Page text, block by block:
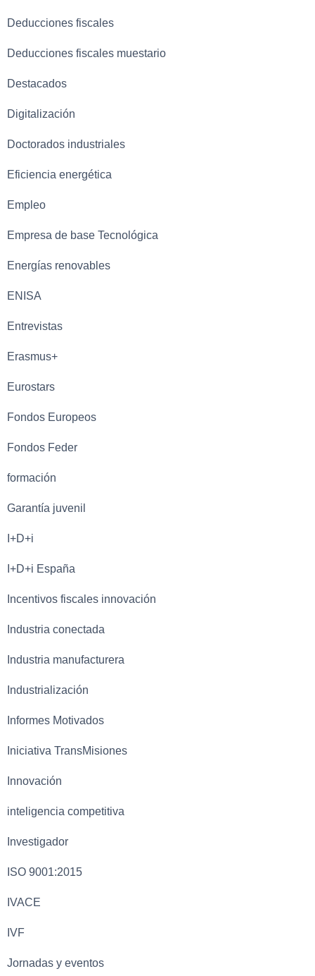
Deducciones fiscales
Deducciones fiscales muestario
Destacados
Digitalización
Doctorados industriales
Eficiencia energética
Empleo
Empresa de base Tecnológica
Energías renovables
ENISA
Entrevistas
Erasmus+
Eurostars
Fondos Europeos
Fondos Feder
formación
Garantía juvenil
I+D+i
I+D+i España
Incentivos fiscales innovación
Industria conectada
Industria manufacturera
Industrialización
Informes Motivados
Iniciativa TransMisiones
Innovación
inteligencia competitiva
Investigador
ISO 9001:2015
IVACE
IVF
Jornadas y eventos